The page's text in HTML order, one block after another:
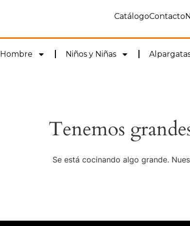
CatálogoContacto
Hombre Niños y Niñas
Tenemos
Se está cocinando algo grande.